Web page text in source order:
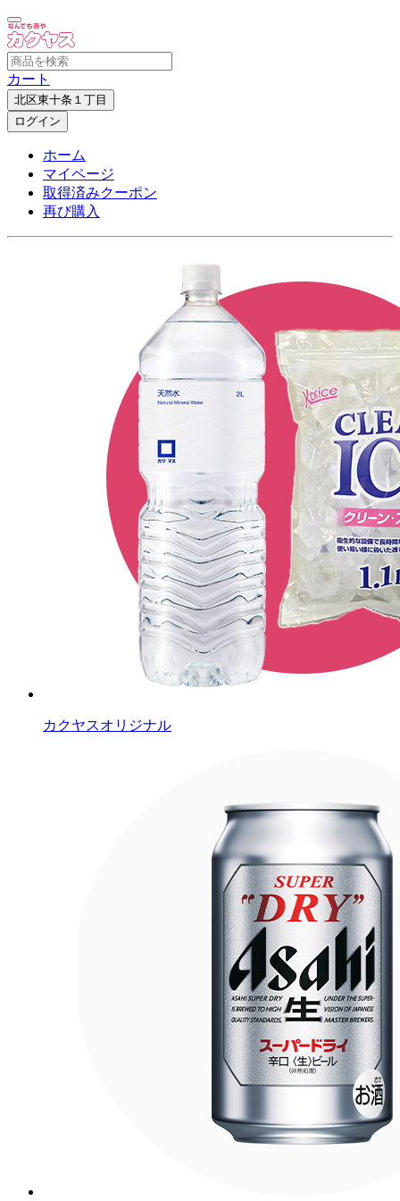
カート
北区東十条１丁目
ログイン
ホーム
マイページ
取得済みクーポン
再び購入
カクヤスオリジナル